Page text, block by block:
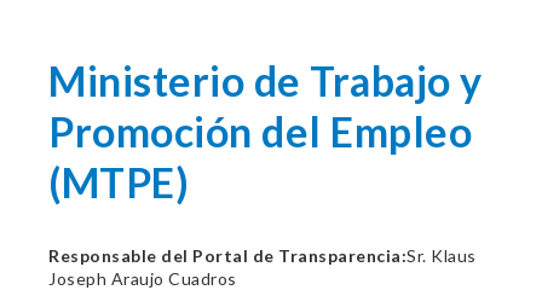
Ministerio de Trabajo y
Promoción del Empleo
(MTPE)
Responsable del Portal de Transparencia:Sr. Klaus
Joseph Araujo Cuadros